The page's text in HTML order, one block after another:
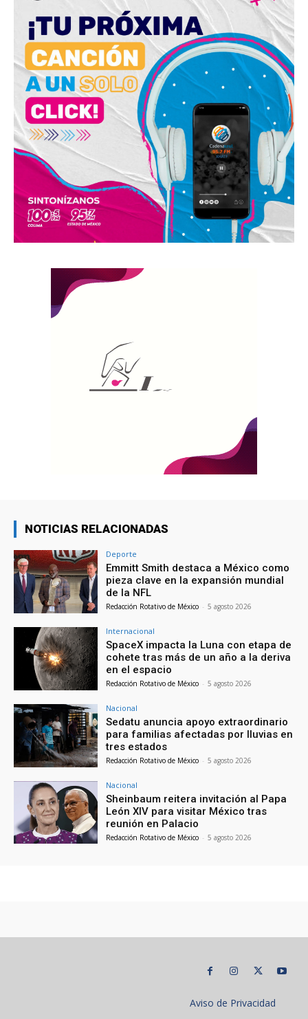
NOTICIAS RELACIONADAS
Deporte
Emmitt Smith destaca a México como
pieza clave en la expansión mundial
de la NFL
Redacción Rotativo de México - 5 agosto 2026
Internacional
SpaceX impacta la Luna con etapa de
cohete tras más de un año a la deriva
en el espacio
Redacción Rotativo de México - 5 agosto 2026
Nacional
Sedatu anuncia apoyo extraordinario
para familias afectadas por lluvias en
tres estados
Redacción Rotativo de México - 5 agosto 2026
Nacional
Sheinbaum reitera invitación al Papa
León XIV para visitar México tras
reunión en Palacio
Redacción Rotativo de México - 5 agosto 2026
Aviso de Privacidad